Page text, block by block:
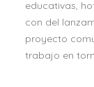
educativas,
con del
proyecto
trabajo en